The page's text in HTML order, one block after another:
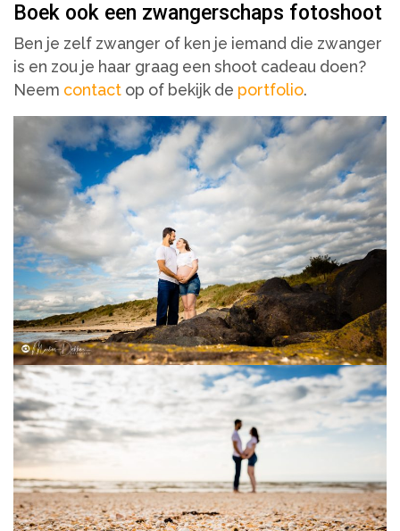
Boek ook een zwangerschaps fotoshoot
Ben je zelf zwanger of ken je iemand die zwanger
is en zou je haar graag een shoot cadeau doen?
Neem contact op of bekijk de portfolio.